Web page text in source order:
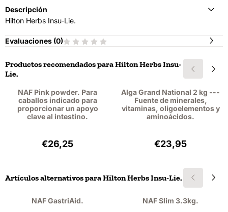
Descripción
Hilton Herbs Insu-Lie.
Evaluaciones (0)
Productos recomendados paraHilton Herbs Insu-
Lie.
NAF Pink powder. Para
caballos indicado para
proporcionar un apoyo
clave al intestino.
Precio: 26,25, sin IVA: 24,08
€26,25
Alga Grand National 2 kg ---
Fuente de minerales,
vitaminas, oligoelementos y
aminoácidos.
Precio: 23,95,
€23,95
Artículos alternativos paraHilton Herbs Insu-Lie.
NAF GastriAid. NAF Slim 3.3kg.